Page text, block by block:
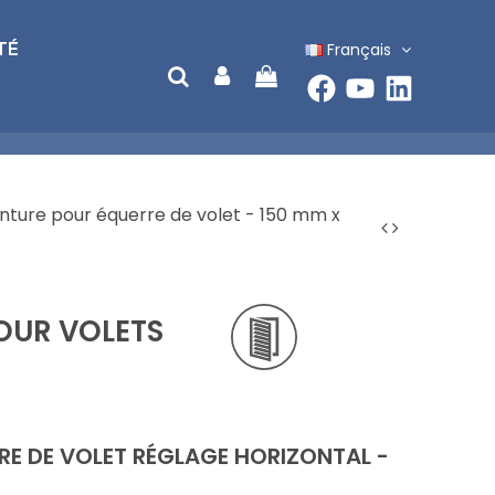
Français
pour équerre de volet - 150 mm x
VOLETS
DE VOLET RÉGLAGE HORIZONTAL -